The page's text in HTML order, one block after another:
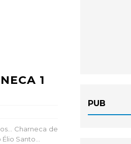
1
Charneca de
Santo...
PUB